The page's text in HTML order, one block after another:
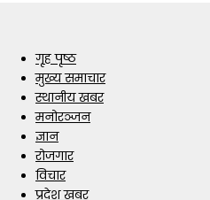
गृह पृष्ठ
मुख्य समाचार
स्थानीय खबर
मनोरञ्जन
ज्ञान
रोजगार
विचार
प्रदेश खबर